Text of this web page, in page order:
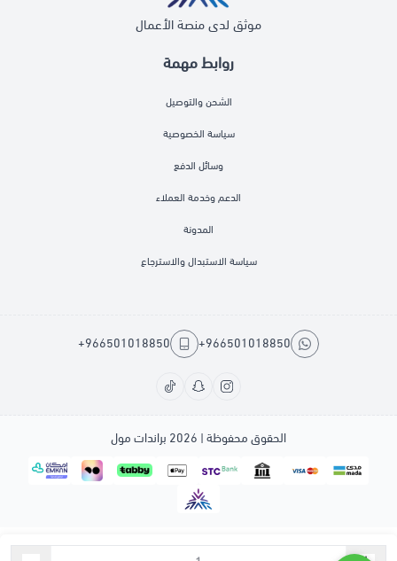
روابط مهمة
الشحن والتوصيل
سياسة الخصوصية
وسائل الدفع
الدعم وخدمة العملاء
المدونة
سياسة الاستبدال والاسترجاع
موثق لدى منصة الأعمال
+966501018850
+966501018850
الحقوق محفوظة | 2026 براندات مول